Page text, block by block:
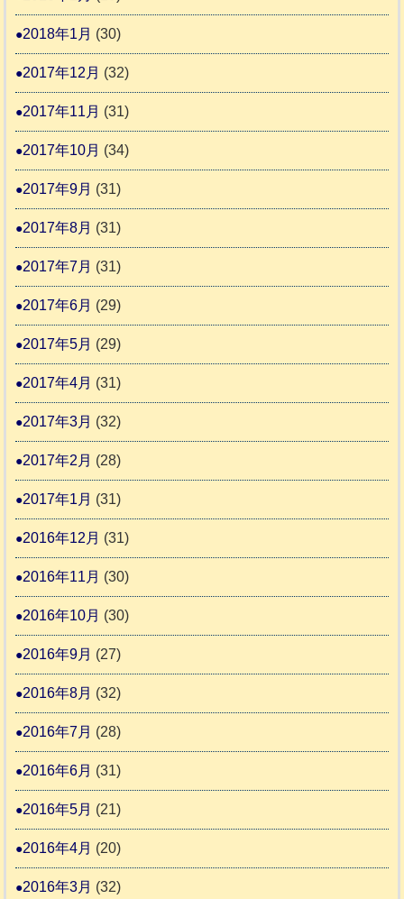
2018年1月 (30)
2017年12月 (32)
2017年11月 (31)
2017年10月 (34)
2017年9月 (31)
2017年8月 (31)
2017年7月 (31)
2017年6月 (29)
2017年5月 (29)
2017年4月 (31)
2017年3月 (32)
2017年2月 (28)
2017年1月 (31)
2016年12月 (31)
2016年11月 (30)
2016年10月 (30)
2016年9月 (27)
2016年8月 (32)
2016年7月 (28)
2016年6月 (31)
2016年5月 (21)
2016年4月 (20)
2016年3月 (32)